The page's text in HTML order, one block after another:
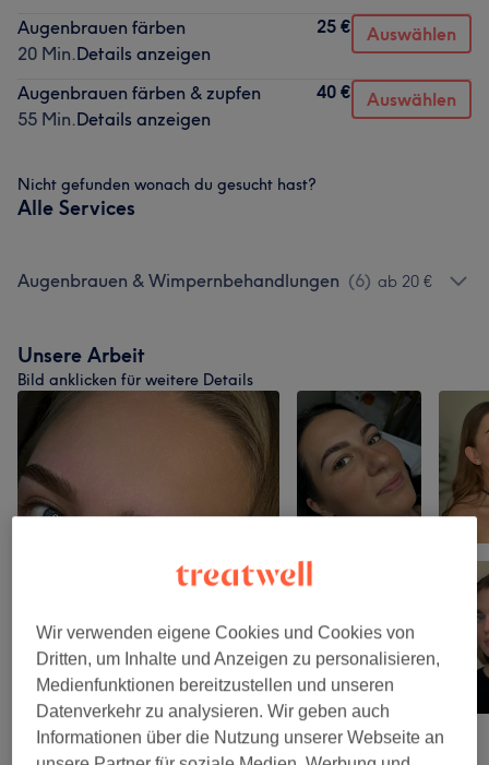
Augenbrauen färben
20 Min.Details anzeigen
25 € Auswählen
Augenbrauen färben & zupfen
55 Min.Details anzeigen
40 € Auswählen
Nicht gefunden wonach du gesucht hast?
Alle Services
Augenbrauen & Wimpernbehandlungen (6) ab 20 €
Unsere Arbeit
Bild anklicken für weitere Details
Wir verwenden eigene Cookies und Cookies von
Dritten, um Inhalte und Anzeigen zu personalisieren,
Medienfunktionen bereitzustellen und unseren
Datenverkehr zu analysieren. Wir geben auch
Informationen über die Nutzung unserer Webseite an